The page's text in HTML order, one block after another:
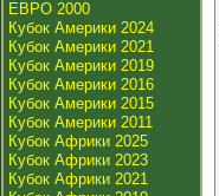
ЕВРО 2000
Кубок Америки 2024
Кубок Америки 2021
Кубок Америки 2019
Кубок Америки 2016
Кубок Америки 2015
Кубок Америки 2011
Кубок Африки 2025
Кубок Африки 2023
Кубок Африки 2021